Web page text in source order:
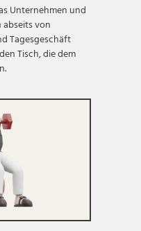
Unternehmen und
von
Tagesgeschäft
Tisch, die dem